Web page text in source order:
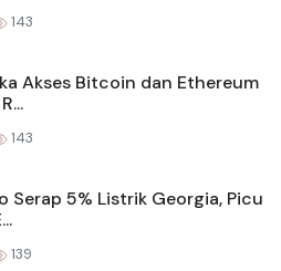
143
Akses Bitcoin dan Ethereum
143
Serap 5% Listrik Georgia, Picu
139